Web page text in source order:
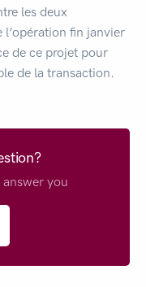
les deux
l’opération fin janvier
de ce projet pour
de la transaction.
you